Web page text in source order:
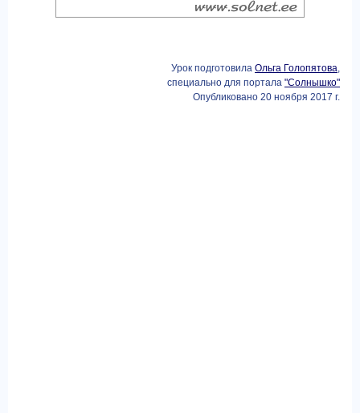
Урок подготовила Ольга Голопятова,
специально для портала "Солнышко"
Опубликовано 20 ноября 2017 г.